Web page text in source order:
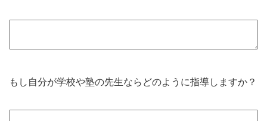
もし自分が学校や塾の先生ならどのように指導しますか？